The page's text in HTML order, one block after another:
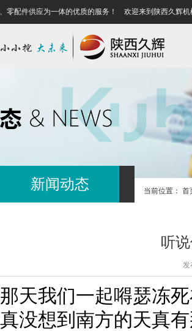
配件供应为一体的优质的服务！ 欢迎来到陕西久辉机
新闻动态 当前位置： 首
听
发
那天我们一起嘚瑟冻
真没想到南方的天真有